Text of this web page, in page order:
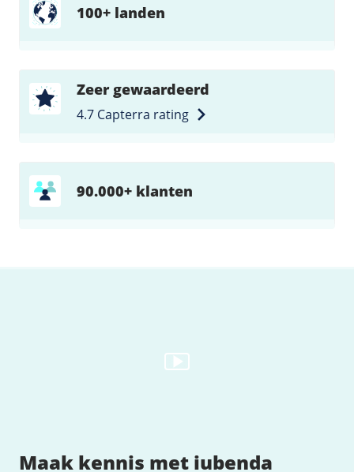
100+ landen
Zeer gewaardeerd
4.7 Capterra rating
90.000+ klanten
Maak kennis met iubenda